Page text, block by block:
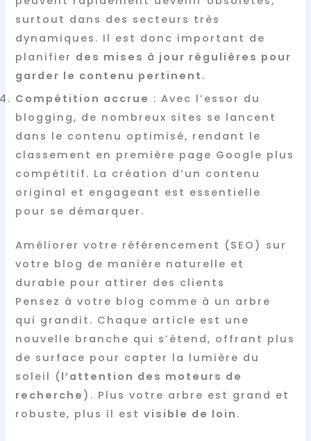
surtout dans des secteurs très
dynamiques. Il est donc important de
planifier des mises à jour régulières pour
garder le contenu pertinent .
Compétition accrue : Avec l’essor du
blogging, de nombreux sites se lancent
dans le contenu optimisé, rendant le
classement en première page Google plus
compétitif. La création d’un contenu
original et engageant est essentielle
pour se démarquer.
Améliorer votre référencement (SEO) sur
votre blog de manière naturelle et
durable pour attirer des clients
Pensez à votre blog comme à un arbre
qui grandit. Chaque article est une
nouvelle branche qui s’étend, offrant plus
de surface pour capter la lumière du
soleil ( l’attention des moteurs de
recherche ). Plus votre arbre est grand et
robuste, plus il estvisible de loin .